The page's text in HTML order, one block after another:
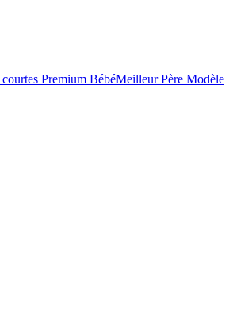
Premium BébéMeilleur Père Modèle